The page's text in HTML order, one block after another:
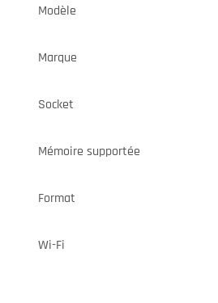
Modèle
Marque
Socket
Mémoire supportée
Format
Wi-Fi